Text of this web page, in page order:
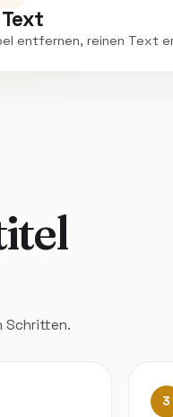
entfernen, reinen Text
Schritten.
3